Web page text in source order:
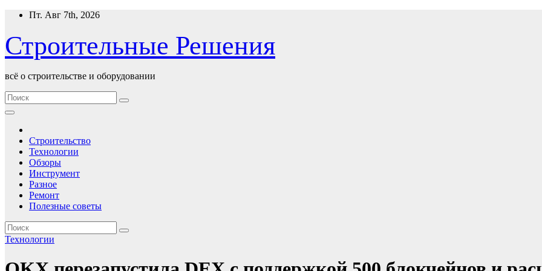
Перейти
содержимому
Пт. Авг 7th, 2026
Строительные Решения
всё о строительстве и оборудовании
Строительство
Технологии
Обзоры
Инструмент
Разное
Ремонт
Полезные советы
Технологии